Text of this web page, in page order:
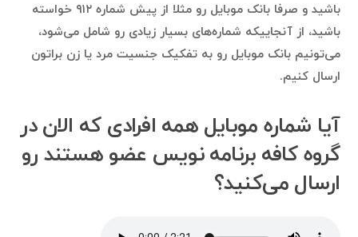
باشید و صرفا بانک موبایل رو مثلا از پیش شماره ۹۱۲ خواسته
باشید، از آنجاییکه شماره‌های بسیار زیادی رو شامل می‌شود،
می‌تونیم بانک موبایل‌ رو به تفکیک جنسیت مرد یا زن براتون
ارسال کنیم.
آیا شماره موبایل همه افرادی که الان در
گروه کافه برنامه نویس عضو هستند رو
ارسال می‌کنید؟